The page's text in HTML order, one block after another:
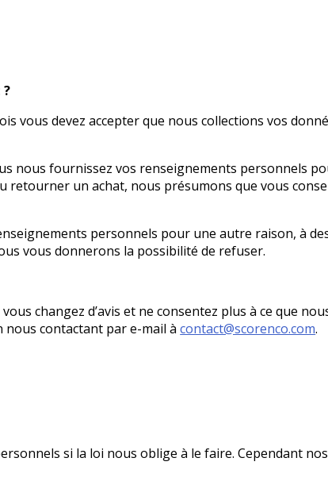
vous devez accepter que nous collections vos
nous fournissez vos renseignements personnels
retourner un achat, nous présumons que vous
personnels pour une autre raison, à
vous donnerons la possibilité de refuser.
changez d’avis et ne consentez plus à ce que
nous contactant par e-mail àcontact@scorenco.com.
si la loi nous oblige à le faire. Cependant